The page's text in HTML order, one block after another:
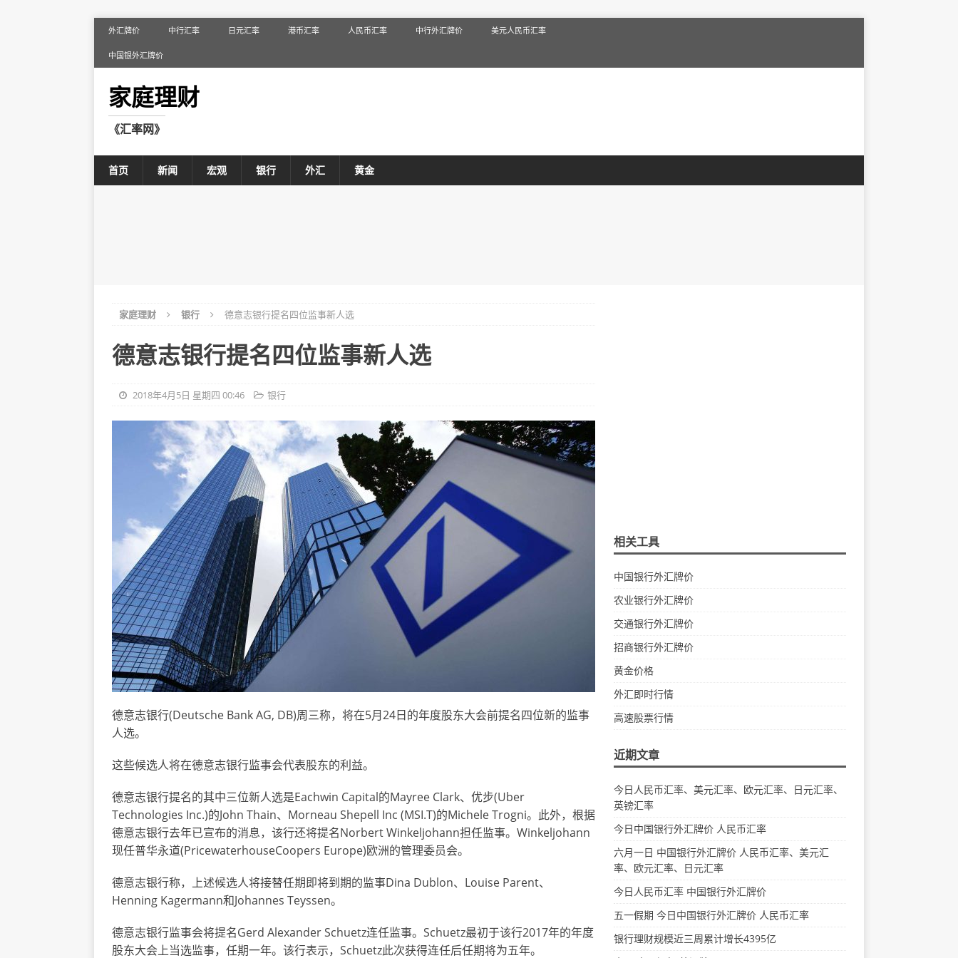
外汇牌价 中行汇率 日元汇率 港币汇率 人民币汇率 中行外汇牌价 美元人民币汇率
中国银外汇牌价
家庭理财
《汇率网》
首页 新闻 宏观 银行 外汇 黄金
家庭理财 银行 德意志银行提名四位监事新人选
德意志银行提名四位监事新人选
2018年4月5日 星期四 00:46 银行
德意志银行(Deutsche Bank AG, DB)周三称，将在5月24日的年度股东大会前提名四位新的监事
人选。
这些候选人将在德意志银行监事会代表股东的利益。
德意志银行提名的其中三位新人选是Eachwin Capital的Mayree Clark、优步(Uber
Technologies Inc.)的John Thain、Morneau Shepell Inc (MSI.T)的Michele Trogni。此外，根据
德意志银行去年已宣布的消息，该行还将提名Norbert Winkeljohann担任监事。Winkeljohann
现任普华永道(PricewaterhouseCoopers Europe)欧洲的管理委员会。
德意志银行称，上述候选人将接替任期即将到期的监事Dina Dublon、Louise Parent、
Henning Kagermann和Johannes Teyssen。
德意志银行监事会将提名Gerd Alexander Schuetz连任监事。Schuetz最初于该行2017年的年度
股东大会上当选监事，任期一年。该行表示，Schuetz此次获得连任后任期将为五年。
相关工具
中国银行外汇牌价
农业银行外汇牌价
交通银行外汇牌价
招商银行外汇牌价
黄金价格
外汇即时行情
高速股票行情
近期文章
今日人民币汇率、美元汇率、欧元汇率、日元汇率、
英镑汇率
今日中国银行外汇牌价 人民币汇率
六月一日 中国银行外汇牌价 人民币汇率、美元汇
率、欧元汇率、日元汇率
今日人民币汇率 中国银行外汇牌价
五一假期 今日中国银行外汇牌价 人民币汇率
银行理财规模近三周累计增长4395亿